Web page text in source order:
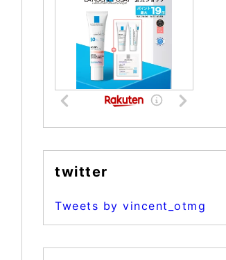
twitter
Tweets by vincent_otmg